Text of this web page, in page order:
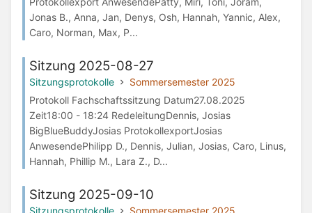
Jonas B., Anna, Jan, Denys, Osh, Hannah, Yannic, Alex,
Caro, Norman, Max, P...
Sitzung 2025-08-27
Sitzungsprotokolle
Sommersemester 2025
Protokoll Fachschaftssitzung Datum27.08.2025
Zeit18:00 - 18:24 RedeleitungDennis, Josias
BigBlueBuddyJosias ProtokollexportJosias
AnwesendePhilipp D., Dennis, Julian, Josias, Caro, Linus,
Hannah, Phillip M., Lara Z., D...
Sitzung 2025-09-10
Sitzungsprotokolle Sommersemester 2025